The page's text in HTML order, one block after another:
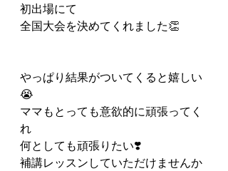
初出場にて
全国大会を決めてくれました👏
やっぱり結果がついてくると嬉しい
😭
ママもとっても意欲的に頑張ってく
れ
何としても頑張りたい❣️
補講レッスンしていただけませんか